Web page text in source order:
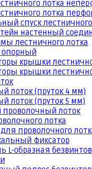
лотка
лотка
спуск
настенный
лестничного лотка
опорный
крышки
крышки
лоток (пруток 4 мм)
лоток (пруток 5 мм)
проволочный лоток
лотка
проволочного
фиксатор
L-образная